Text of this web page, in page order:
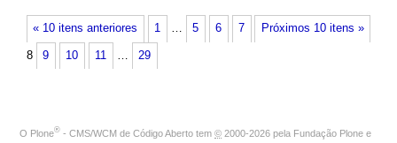
« 10 itens anteriores Próximos 10 itens »
1 … 5 6 7
8 9 10 11 … 29
O Plone® - CMS/WCM de Código Aberto tem © 2000-2026 pela Fundação Plone e